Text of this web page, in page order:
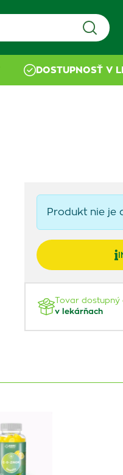
DOSTUPNOSŤ V
Produkt nie je
Tovar dostupný
v lekárňach